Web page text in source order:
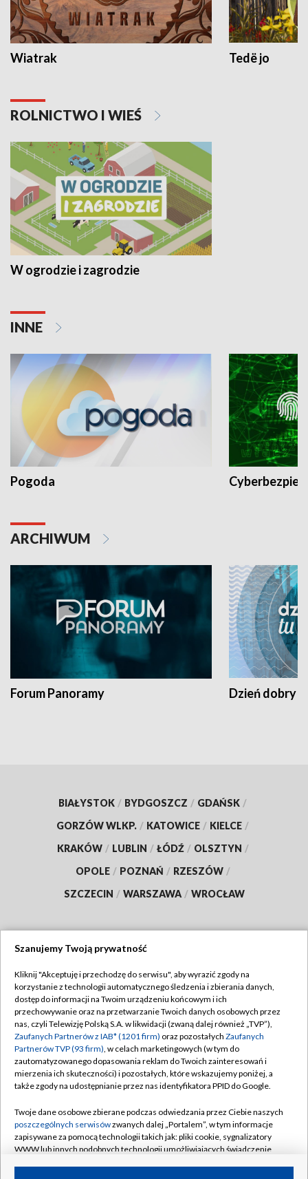
Wiatrak Tedë jo
ROLNICTWO I WIEŚ
W ogrodzie i zagrodzie
INNE
Pogoda
ARCHIWUM
Forum Panoramy Dzień dobry
BIAŁYSTOK / BYDGOSZCZ / GDAŃSK /
GORZÓW WLKP. / KATOWICE / KIELCE /
KRAKÓW / LUBLIN / ŁÓDŹ / OLSZTYN /
OPOLE / POZNAŃ / RZESZÓW /
SZCZECIN / WARSZAWA / WROCŁAW
TVP
Abonament TVP
Emisja w TVP
Centrum informacji TVP
Naziemna Telewizja Cyfrowa
Rada Programowa
System NOS
Informacje o nadawcy
Regulamin TVP
Polityka prywatności
Moje zgody
Pomoc
Kontakt
Kanały
Szanujemy Twoją prywatność
Kliknij "Akceptuję i przechodzę do serwisu", aby wyrazić zgody na
korzystanie z technologii automatycznego śledzenia i zbierania danych,
dostęp do informacji na Twoim urządzeniu końcowym i ich
przechowywanie oraz na przetwarzanie Twoich danych osobowych przez
nas, czyli Telewizję Polską S.A. w likwidacji (zwaną dalej również „TVP”),
Zaufanych Partnerów z IAB* (1201 firm) oraz pozostałych Zaufanych
Partnerów TVP (93 firm), w celach marketingowych (w tym do
zautomatyzowanego dopasowania reklam do Twoich zainteresowań i
mierzenia ich skuteczności) i pozostałych, które wskazujemy poniżej, a
także zgody na udostępnianie przez nas identyfikatora PPID do Google.
Twoje dane osobowe zbierane podczas odwiedzania przez Ciebie naszych
poszczególnych serwisówzwanych dalej „Portalem”, w tym informacje
zapisywane za pomocą technologii takich jak: pliki cookie, sygnalizatory
WWW lub innych podobnych technologii umożliwiających świadczenie